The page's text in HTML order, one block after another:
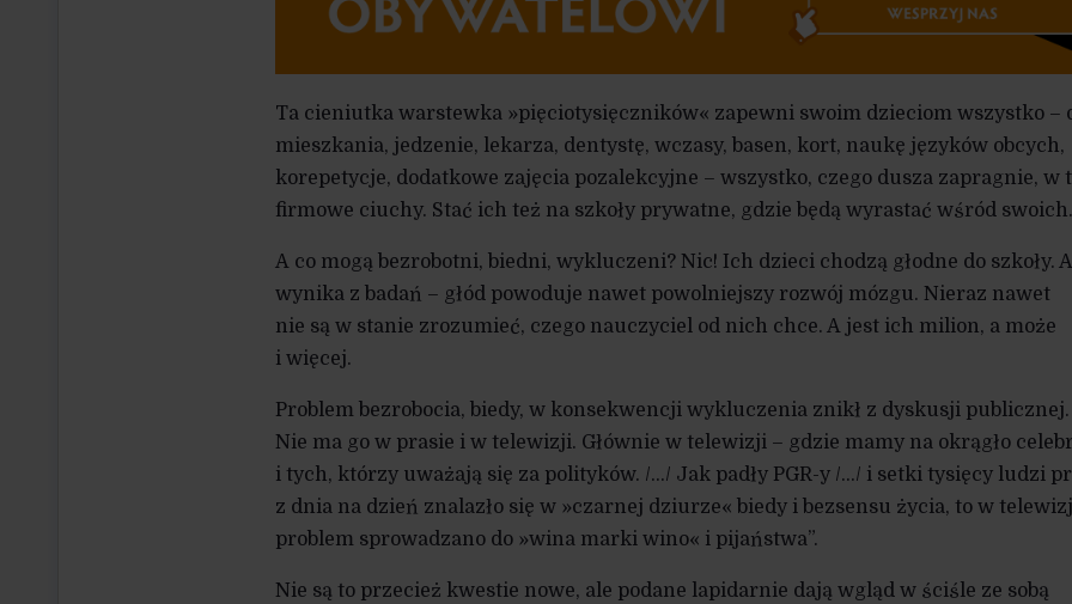
Ta cieniutka warstewka »pięciotysięczników« zapewni swoim dzieciom wszystko –
mieszkania, jedzenie, lekarza, dentystę, wczasy, basen, kort, naukę języków obcych,
korepetycje, dodatkowe zajęcia pozalekcyjne – wszystko, czego dusza zapragnie, w
firmowe ciuchy. Stać ich też na szkoły prywatne, gdzie będą wyrastać wśród swoich.
A co mogą bezrobotni, biedni, wykluczeni? Nic! Ich dzieci chodzą głodne do szkoły.
wynika z badań – głód powoduje nawet powolniejszy rozwój mózgu. Nieraz nawet
nie są w stanie zrozumieć, czego nauczyciel od nich chce. A jest ich milion, a może
i więcej.
Problem bezrobocia, biedy, w konsekwencji wykluczenia znikł z dyskusji publicznej.
Nie ma go w prasie i w telewizji. Głównie w telewizji – gdzie mamy na okrągło
i tych, którzy uważają się za polityków. /…/ Jak padły PGR-y /…/ i setki tysięcy ludzi
z dnia na dzień znalazło się w »czarnej dziurze« biedy i bezsensu życia, to w
problem sprowadzano do »wina marki wino« i pijaństwa”.
Nie są to przecież kwestie nowe, ale podane lapidarnie dają wgląd w ściśle ze sobą